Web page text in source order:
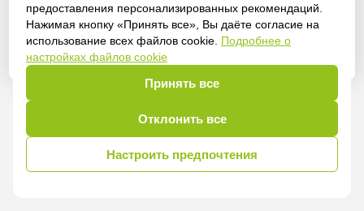
предоставления персонализированных рекомендаций.
Нажимая кнопку «Принять все», Вы даёте согласие на
использование всех файлов cookie. Подробнее о
настройках файлов cookie
Принять все
Отклонить все
Настроить предпочтения